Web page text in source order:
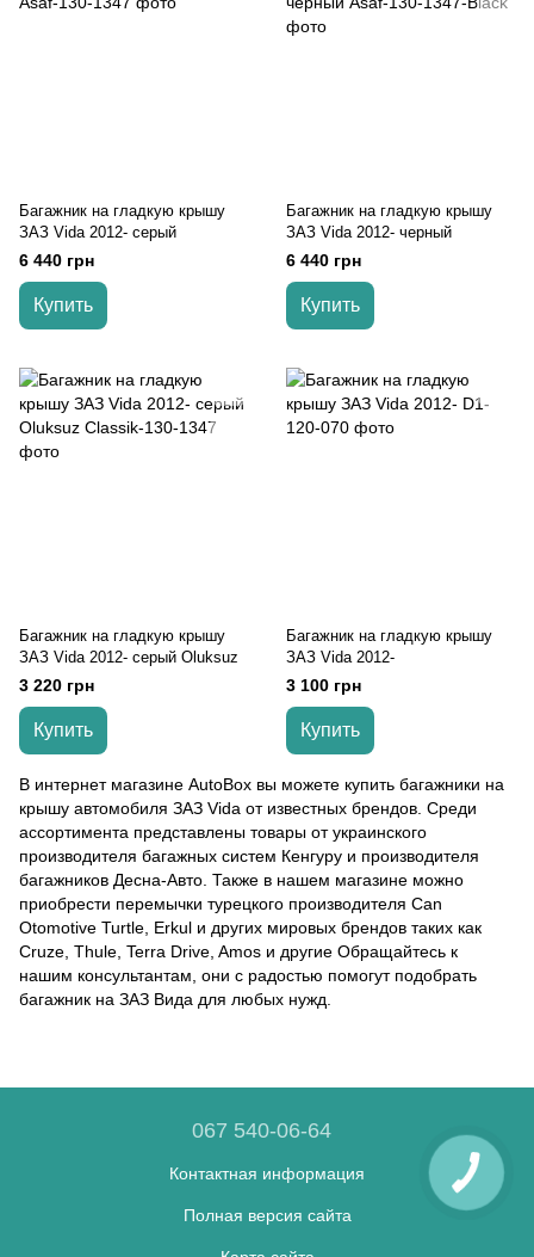
Багажник на гладкую крышу
ЗАЗ Vida 2012- серый
6 440 грн
Купить
Багажник на гладкую крышу
ЗАЗ Vida 2012- черный
6 440 грн
Купить
Багажник на гладкую крышу
ЗАЗ Vida 2012- серый Oluksuz
3 220 грн
Купить
Багажник на гладкую крышу
ЗАЗ Vida 2012-
3 100 грн
Купить
В интернет магазине AutoBox вы можете купить багажники на
крышу автомобиля ЗАЗ Vida от известных брендов. Среди
ассортимента представлены товары от украинского
производителя багажных систем Кенгуру и производителя
багажников Десна-Авто. Также в нашем магазине можно
приобрести перемычки турецкого производителя Can
Otomotive Turtle, Erkul и других мировых брендов таких как
Cruze, Thule, Terra Drive, Amos и другие Обращайтесь к
нашим консультантам, они с радостью помогут подобрать
багажник на ЗАЗ Вида для любых нужд.
067 540-06-64
Контактная информация
Полная версия сайта